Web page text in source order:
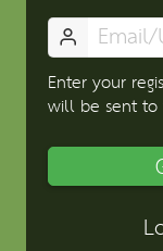
Enter your
will be sent to